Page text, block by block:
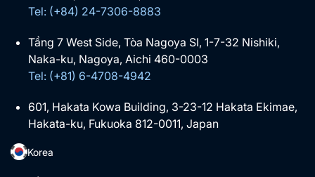
Tel: (+84) 24-7306-8883
Tầng 7 West Side, Tòa Nagoya SI, 1-7-32 Nishiki,
Naka-ku, Nagoya, Aichi 460-0003
Tel: (+81) 6-4708-4942
601, Hakata Kowa Building, 3-23-12 Hakata Ekimae,
Hakata-ku, Fukuoka 812-0011, Japan
Korea